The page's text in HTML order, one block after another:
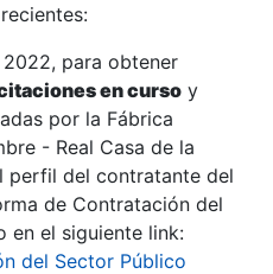
para obtener
en curso y
por la Fábrica
- Real Casa de la
perfil del contratante del
de Contratación del
en el siguiente link:
del Sector Público